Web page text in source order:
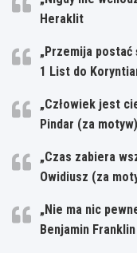
Heraklit
„Przemija postać
1 List do
„Człowiek jest
Pindar (za motyw)
„Czas zabiera
Owidiusz (za
„Nie ma nic
Benjamin